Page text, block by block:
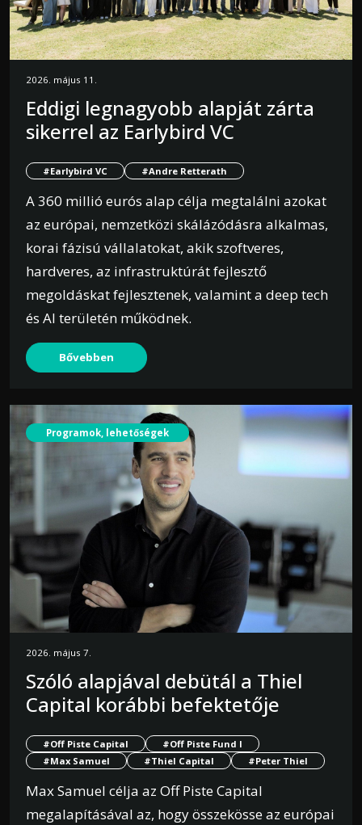
2026. május 11.
Eddigi legnagyobb alapját zárta
sikerrel az Earlybird VC
#Earlybird VC #Andre Retterath
A 360 millió eurós alap célja megtalálni azokat
az európai, nemzetközi skálázódásra alkalmas,
korai fázisú vállalatokat, akik szoftveres,
hardveres, az infrastruktúrát fejlesztő
megoldáskat fejlesztenek, valamint a deep tech
és AI területén működnek.
Bővebben
Programok, lehetőségek
2026. május 7.
Szóló alapjával debütál a Thiel
Capital korábbi befektetője
#Off Piste Capital
#Off Piste Fund I
#Max Samuel
#Thiel Capital #Peter Thiel
Max Samuel célja az Off Piste Capital
megalapításával az, hogy összekösse az európai